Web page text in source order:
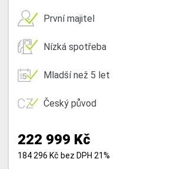
První majitel
Nízká spotřeba
Mladší než 5 let
Český původ
222 999 Kč
184 296 Kč bez DPH 21%